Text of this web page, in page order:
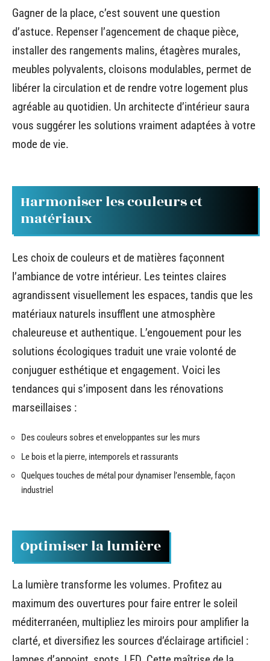
Gagner de la place, c’est souvent une question
d’astuce. Repenser l’agencement de chaque pièce,
installer des rangements malins, étagères murales,
meubles polyvalents, cloisons modulables, permet de
libérer la circulation et de rendre votre logement plus
agréable au quotidien. Un architecte d’intérieur saura
vous suggérer les solutions vraiment adaptées à votre
mode de vie.
Harmoniser les couleurs et
matériaux
Les choix de couleurs et de matières façonnent
l’ambiance de votre intérieur. Les teintes claires
agrandissent visuellement les espaces, tandis que les
matériaux naturels insufflent une atmosphère
chaleureuse et authentique. L’engouement pour les
solutions écologiques traduit une vraie volonté de
conjuguer esthétique et engagement. Voici les
tendances qui s’imposent dans les rénovations
marseillaises :
Des couleurs sobres et enveloppantes sur les murs
Le bois et la pierre, intemporels et rassurants
Quelques touches de métal pour dynamiser l’ensemble, façon
industriel
Optimiser la lumière
La lumière transforme les volumes. Profitez au
maximum des ouvertures pour faire entrer le soleil
méditerranéen, multipliez les miroirs pour amplifier la
clarté, et diversifiez les sources d’éclairage artificiel :